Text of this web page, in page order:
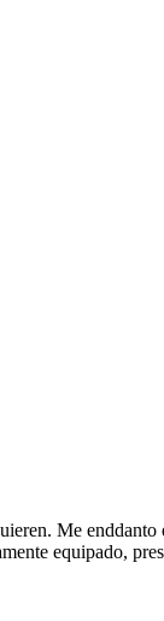
Me enddanto
equipado,